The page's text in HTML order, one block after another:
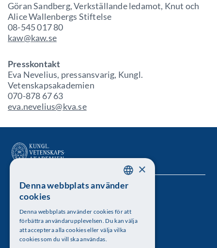
Göran Sandberg, Verkställande ledamot, Knut och
Alice Wallenbergs Stiftelse
08-545 017 80
kaw@kaw.se
Presskontakt
Eva Nevelius, pressansvarig, Kungl.
Vetenskapsakademien
070-878 67 63
eva.nevelius@kva.se
Kungl. Vetenskapsakademien
Besöksadress: Lilla Frescativägen 4A
Telefon: 08-673 95 00
SWEDISH
×
Denna webbplats använder
cookies
Denna webbplats använder cookies för att
förbättra användarupplevelsen. Du kan välja
att acceptera alla cookies eller välja vilka
cookies som du vill ska användas.